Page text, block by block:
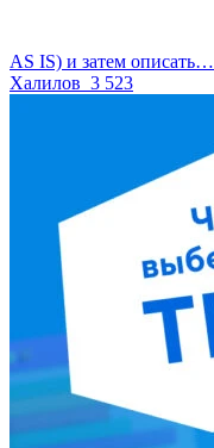
AS IS) и затем описать…
Халилов 3 523